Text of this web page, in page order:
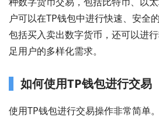
户可以在TP钱包中进行快速、安全
包括买入卖出数字货币，还可以进
足用户的多样化需求。
如何使用TP钱包进行交易
使用TP钱包进行交易操作非常简单